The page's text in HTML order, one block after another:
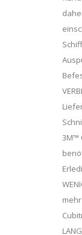
3M™